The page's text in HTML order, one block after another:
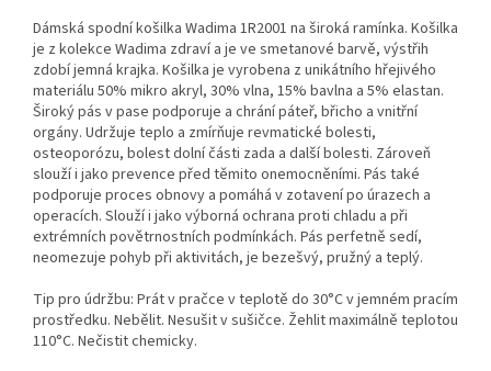
Dámská spodní košilka Wadima 1R2001 na široká ramínka. Košilka
je z kolekce Wadima zdraví a je ve smetanové barvě, výstřih
zdobí jemná krajka. Košilka je vyrobena z unikátního hřejivého
materiálu 50% mikro akryl, 30% vlna, 15% bavlna a 5% elastan.
Široký pás v pase podporuje a chrání páteř, břicho a vnitřní
orgány. Udržuje teplo a zmírňuje revmatické bolesti,
osteoporózu, bolest dolní části zada a další bolesti. Zároveň
slouží i jako prevence před těmito onemocněními. Pás také
podporuje proces obnovy a pomáhá v zotavení po úrazech a
operacích. Slouží i jako výborná ochrana proti chladu a při
extrémních povětrnostních podmínkách. Pás perfetně sedí,
neomezuje pohyb při aktivitách, je bezešvý, pružný a teplý.
Tip pro údržbu: Prát v pračce v teplotě do 30°C v jemném pracím
prostředku. Nebělit. Nesušit v sušičce. Žehlit maximálně teplotou
110°C. Nečistit chemicky.